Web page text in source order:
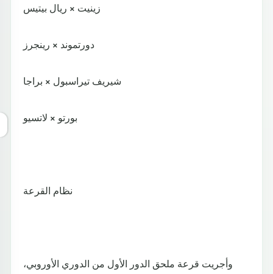
زينيت × ريال بيتيس
دورتموند × رينجرز
شيريف تيراسبول × براجا
بورتو × لاتسيو
نظام القرعة
وأجريت قرعة ملحق الدور الأول من الدوري الأوروبي،